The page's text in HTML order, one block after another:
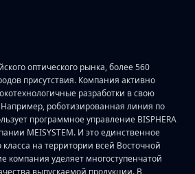
оптического рынка, более 560
присутствия. Компания активно
разработки в свою
роботизированная линия по
программное управление BISPHERA
MEISYSTEM. И это единственное
на территории всей Восточной
компания уделяет многоступенчатой
выпускаемой продукции. В